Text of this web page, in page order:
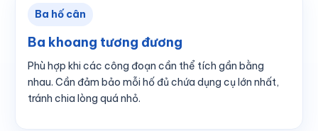
Ba hố cân
Ba khoang tương đương
Phù hợp khi các công đoạn cần thể tích gần bằng
nhau. Cần đảm bảo mỗi hố đủ chứa dụng cụ lớn nhất,
tránh chia lòng quá nhỏ.